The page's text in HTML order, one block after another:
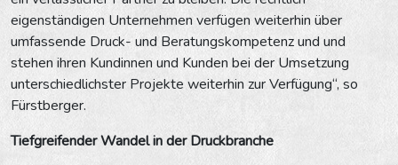
eigenständigen Unternehmen verfügen weiterhin über
umfassende Druck- und Beratungskompetenz und und
stehen ihren Kundinnen und Kunden bei der Umsetzung
unterschiedlichster Projekte weiterhin zur Verfügung“, so
Fürstberger.
Tiefgreifender Wandel in der Druckbranche